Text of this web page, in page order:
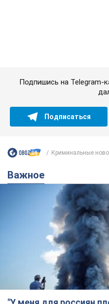
"У меня для россиян
предположил, чем
Москва может превратиться
темноту, спрогнозировал
5.08.2026 16:00 62,0 т.
Банки "готовятся" к
доллара: украинцам
чего ожидать